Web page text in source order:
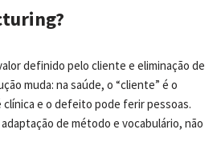
definido pelo cliente e eliminação de
muda: na saúde, o “cliente” é o
clínica e o defeito pode ferir pessoas.
de método e vocabulário, não